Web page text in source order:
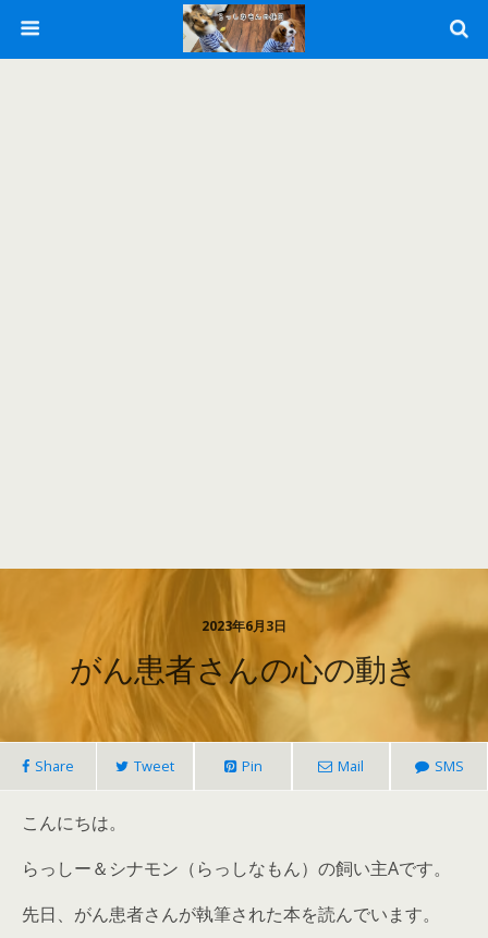
2023年6月3日
がん患者さんの心の動き
Share Tweet Pin Mail SMS
こんにちは。
らっしー＆シナモン（らっしなもん）の飼い主Aです。
先日、がん患者さんが執筆された本を読んでいます。